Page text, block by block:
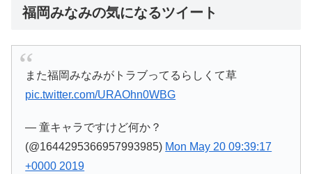
福岡みなみの気になるツイート
また福岡みなみがトラブってるらしくて草
pic.twitter.com/URAOhn0WBG
— 童キャラですけど何か？
(@1644295366957993985) Mon May 20 09:39:17
+0000 2019